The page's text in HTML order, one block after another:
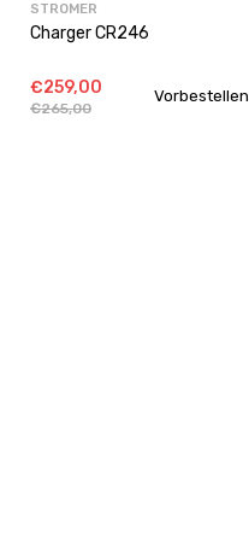
STROMER
Charger CR246
€259,00
€265,00
Vorbestellen